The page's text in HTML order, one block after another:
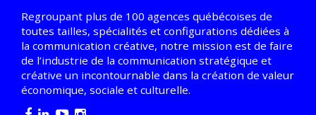
Regroupant plus de 100 agences québécoises de
toutes tailles, spécialités et configurations dédiées à
la communication créative, notre mission est de faire
de l’industrie de la communication stratégique et
créative un incontournable dans la création de valeur
économique, sociale et culturelle.